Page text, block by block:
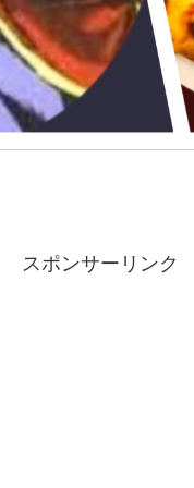
スポンサーリンク